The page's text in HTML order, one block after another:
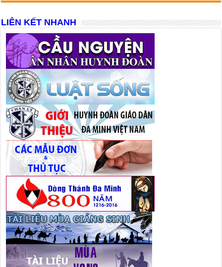
LIÊN KẾT NHANH